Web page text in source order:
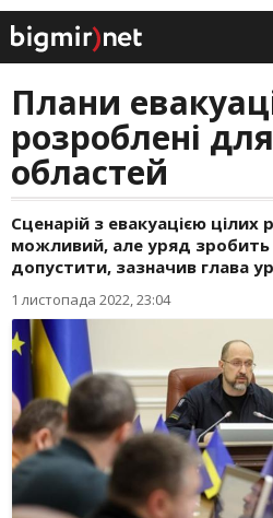
Плани
розроблені
областей
Сценарій з евакуацією цілих
можливий, але уряд зробить
допустити, зазначив глава
1 листопада 2022, 23:04